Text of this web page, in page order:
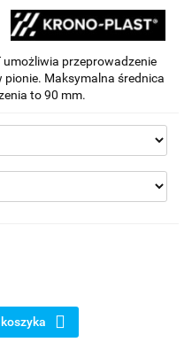
umożliwia przeprowadzenie
Maksymalna średnica
to 90 mm.
koszyka